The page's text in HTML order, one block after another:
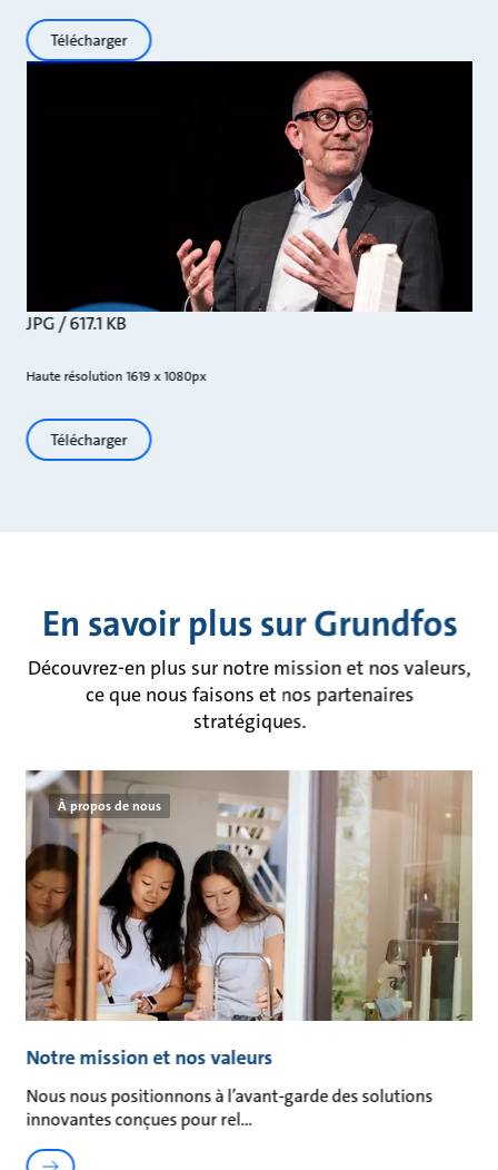
Télécharger
JPG / 617.1 KB
Haute résolution 1619 x 1080px
Télécharger
En savoir plus sur Grundfos
Découvrez-en plus sur notre mission et nos valeurs,
ce que nous faisons et nos partenaires
stratégiques.
À propos de nous
Notre mission et nos valeurs
Nous nous positionnons à l’avant-garde des solutions
innovantes conçues pour rel